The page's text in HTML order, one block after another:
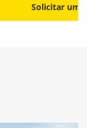
Solicitar